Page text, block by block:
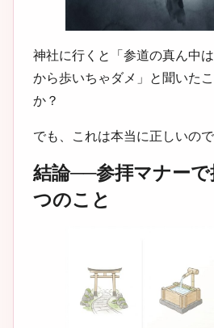
神社に行くと「参道の真ん中
から歩いちゃダメ」と聞いた
か？
でも、これは本当に正しいので
結論──参拝マナー
つのこと